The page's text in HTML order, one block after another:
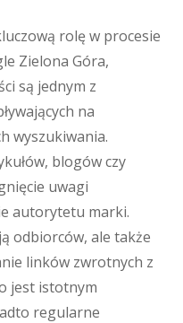
rolę w procesie
Zielona Góra,
są jednym z
na
wyszukiwania.
blogów czy
uwagi
autorytetu marki.
odbiorców, ale także
linków zwrotnych z
jest istotnym
regularne